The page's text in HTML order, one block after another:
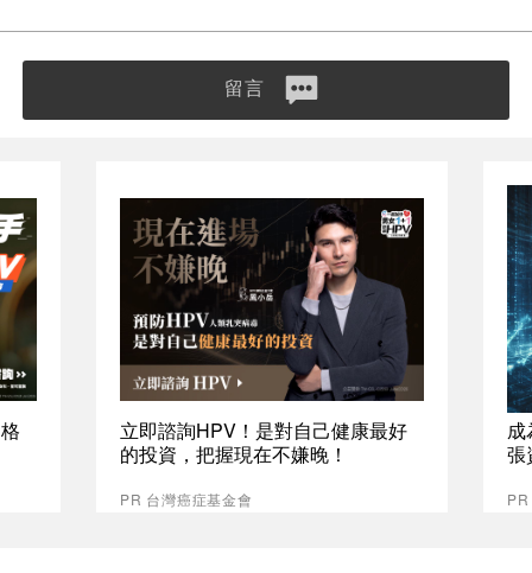
留言
立即諮詢HPV！是對自己健康最好
的投資，把握現在不嫌晚！
PR 台灣癌症基金會
成
張